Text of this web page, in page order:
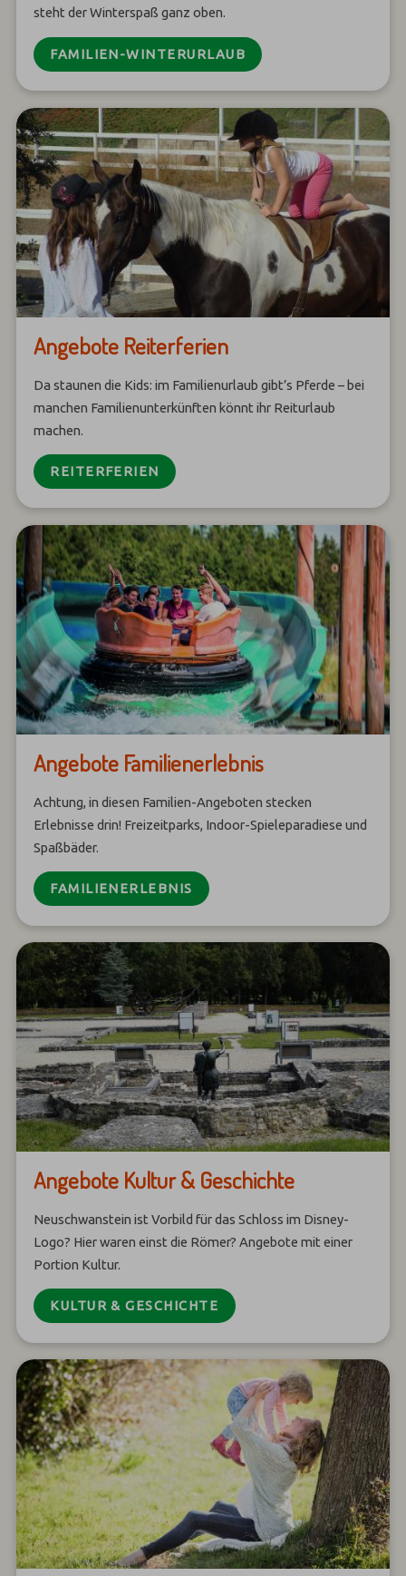
steht der Winterspaß ganz oben.
FAMILIEN-WINTERURLAUB
Angebote Reiterferien
Da staunen die Kids: im Familienurlaub gibt’s Pferde – bei
manchen Familienunterkünften könnt ihr Reiturlaub
machen.
REITERFERIEN
Angebote Familienerlebnis
Achtung, in diesen Familien-Angeboten stecken
Erlebnisse drin! Freizeitparks, Indoor-Spieleparadiese und
Spaßbäder.
FAMILIENERLEBNIS
Angebote Kultur & Geschichte
Neuschwanstein ist Vorbild für das Schloss im Disney-
Logo? Hier waren einst die Römer? Angebote mit einer
Portion Kultur.
KULTUR & GESCHICHTE